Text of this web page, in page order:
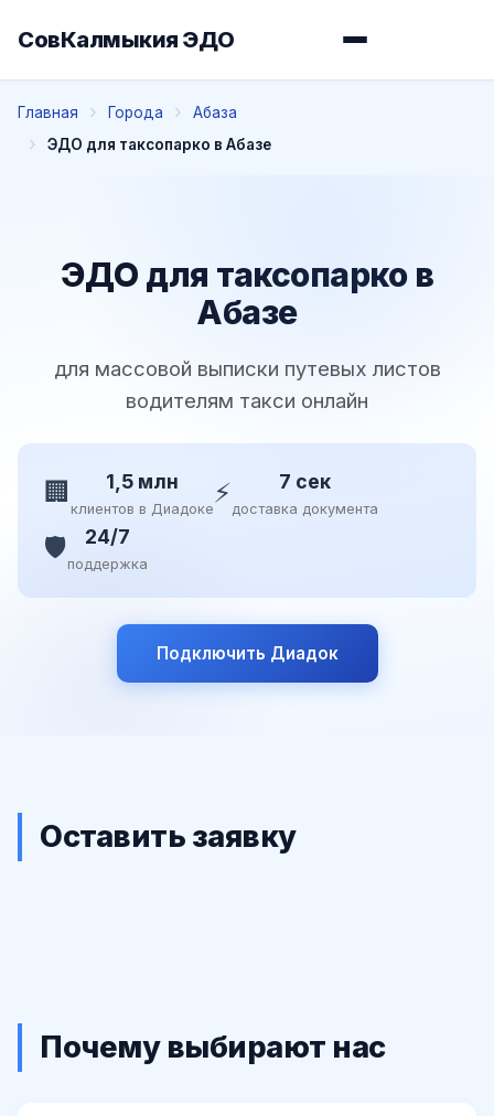
СовКалмыкия ЭДО
Главная Города
Абаза
ЭДО для таксопарко в Абазе
ЭДО для таксопарко в
Абазе
для массовой выписки путевых листов
водителям такси онлайн
🏢 1,5 млн
клиентов в Диадоке⚡ 7 сек
доставка документа
🛡️ 24/7
поддержка
Подключить Диадок
Оставить заявку
Почему выбирают нас